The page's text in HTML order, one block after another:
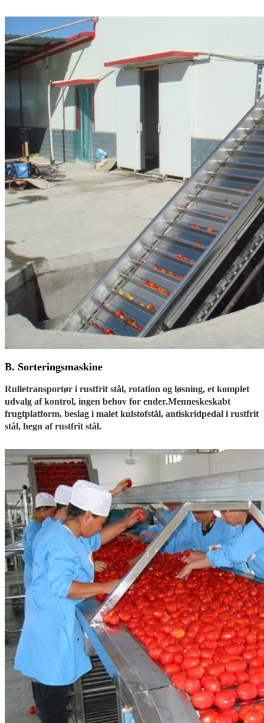
B. Sorteringsmaskine
Rulletransportør i rustfrit stål, rotation og løsning, et komplet
udvalg af kontrol, ingen behov for ender.Menneskeskabt
frugtplatform, beslag i malet kulstofstål, antiskridpedal i rustfrit
stål, hegn af rustfrit stål.